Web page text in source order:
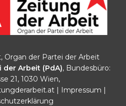
Organ der Partei der Arbeit
der Arbeit (PdA), Bundesbüro:
21, 1030 Wien,
| Impressum |